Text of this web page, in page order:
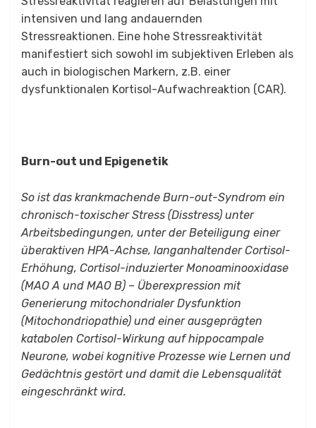
intensiven und lang andauernden
Stressreaktionen. Eine hohe Stressreaktivität
manifestiert sich sowohl im subjektiven Erleben als
auch in biologischen Markern, z.B. einer
dysfunktionalen Kortisol-Aufwachreaktion (CAR).
Burn-out und Epigenetik
So ist das krankmachende Burn-out-Syndrom ein
chronisch-toxischer Stress (Disstress) unter
Arbeitsbedingungen, unter der Beteiligung einer
überaktiven HPA-Achse, langanhaltender Cortisol-
Erhöhung, Cortisol-induzierter Monoaminooxidase
(MAO A und MAO B) – Überexpression mit
Generierung mitochondrialer Dysfunktion
(Mitochondriopathie) und einer ausgeprägten
katabolen Cortisol-Wirkung auf hippocampale
Neurone, wobei kognitive Prozesse wie Lernen und
Gedächtnis gestört und damit die Lebensqualität
eingeschränkt wird.